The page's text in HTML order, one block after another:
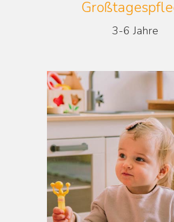
3-6 Jahre